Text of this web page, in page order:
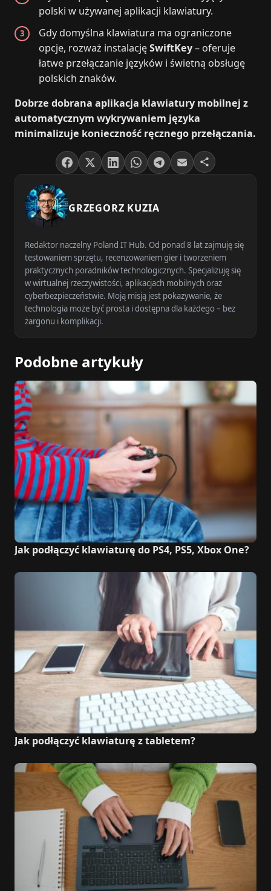
polski w używanej aplikacji klawiatury.
Gdy domyślna klawiatura ma ograniczone
opcje, rozważ instalacjęSwiftKey– oferuje
łatwe przełączanie języków i świetną obsługę
polskich znaków.
Dobrze dobrana aplikacja klawiatury mobilnej z
automatycznym wykrywaniem języka
minimalizuje konieczność ręcznego przełączania.
GRZEGORZ KUZIA
Redaktor naczelny Poland IT Hub. Od ponad 8 lat zajmuję się
testowaniem sprzętu, recenzowaniem gier i tworzeniem
praktycznych poradników technologicznych. Specjalizuję się
w wirtualnej rzeczywistości, aplikacjach mobilnych oraz
cyberbezpieczeństwie. Moją misją jest pokazywanie, że
technologia może być prosta i dostępna dla każdego – bez
żargonu i komplikacji.
Podobne artykuły
Jak podłączyć klawiaturę do PS4, PS5, Xbox One?
Jak podłączyć klawiaturę z tabletem?